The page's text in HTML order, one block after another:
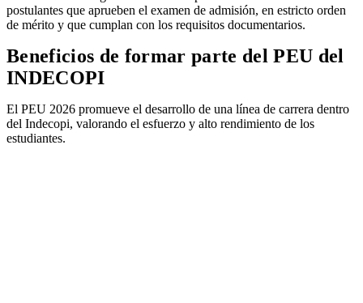
postulantes que aprueben el examen de admisión, en estricto orden
de mérito y que cumplan con los requisitos documentarios.
Beneficios de formar parte del PEU del
INDECOPI
El PEU 2026 promueve el desarrollo de una línea de carrera dentro
del Indecopi, valorando el esfuerzo y alto rendimiento de los
estudiantes.